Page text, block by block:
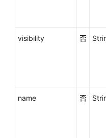
visibility 否
name 否